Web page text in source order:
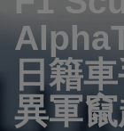
日籍
異軍